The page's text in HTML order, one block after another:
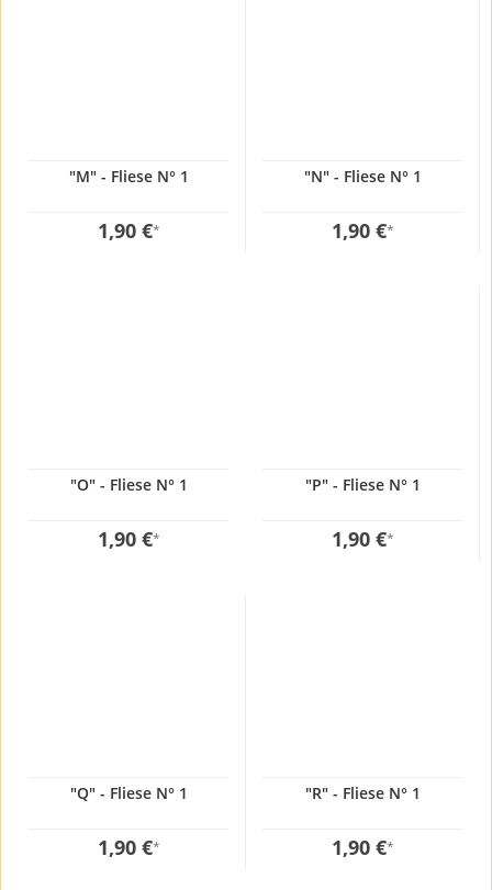
"M" - Fliese N° 1
1,90 €*
"N" - Fliese N° 1
1,90 €*
"O" - Fliese N° 1
1,90 €*
"P" - Fliese N° 1
1,90 €*
"Q" - Fliese N° 1
1,90 €*
"R" - Fliese N° 1
1,90 €*